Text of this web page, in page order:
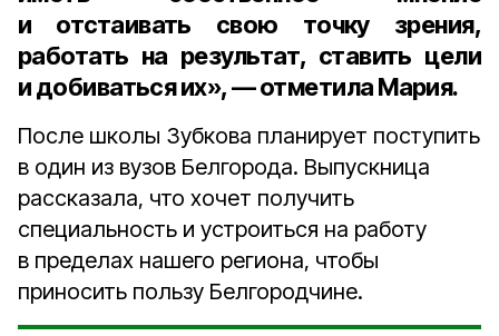
и отстаивать свою точку зрения,
работать на результат, ставить цели
и добиваться их», — отметила Мария.
После школы Зубкова планирует поступить
в один из вузов Белгорода. Выпускница
рассказала, что хочет получить
специальность и устроиться на работу
в пределах нашего региона, чтобы
приносить пользу Белгородчине.